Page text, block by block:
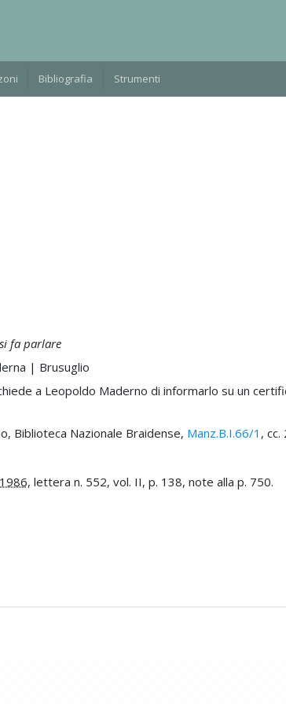
Bibliografia Strumenti
fa parlare
| Brusuglio
a Leopoldo Maderno di informarlo su un
Biblioteca Nazionale Braidense, Manz.B.I.66/1 , cc.
, lettera n. 552, vol. II, p. 138, note alla p. 750.